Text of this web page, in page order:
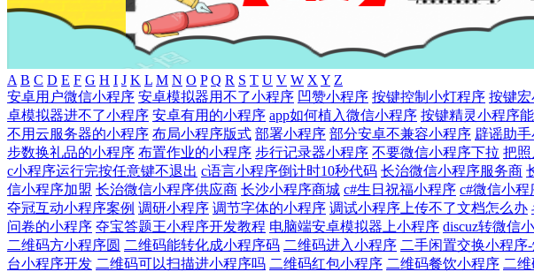
A B C D E F G H I J K L M N O P Q R S T U V W X Y Z
安卓用户微信小程序 安卓模拟器用不了小程序 凹赞小程序 按键控制小灯程序 按键
卓模拟器进不了小程序 安卓有用的小程序 app如何植入微信小程序 按键精灵小程序
不用云服务器的小程序 布局小程序版式 部署小程序 部分安卓不兼容小程序 辟谣助
步数换礼品的小程序 布置作业的小程序 步行记录器小程序 不要微信小程序下拉 把
c小程序运行完按任意键不退出 c语言小程序倒计时10秒代码 长治微信小程序服务商
信小程序加盟 长治微信小程序供应商 长沙小程序商城 c#生日祝福小程序 c#微信小
夺冠互动小程序案例 调研小程序 调节字体的小程序 调试小程序上传不了文档怎么办
问卷的小程序 夺宝答题王小程序开发教程 电脑端安卓模拟器上小程序 discuz转微信
二维码方小程序圆 二维码能转化成小程序码 二维码进入小程序 二手闲置交换小程序
台小程序开发 二维码可以扫描进小程序吗 二维码红包小程序 二维码餐饮小程序 二